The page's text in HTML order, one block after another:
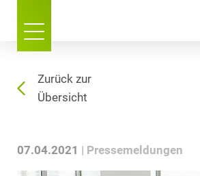
Zurück zur
Übersicht
07.04.2021 Pressemeldungen